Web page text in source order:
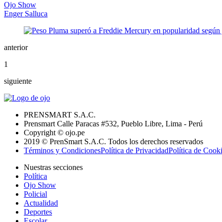
Ojo Show
Enger Salluca
anterior
1
siguiente
PRENSMART S.A.C.
Prensmart Calle Paracas #532, Pueblo Libre, Lima - Perú
Copyright © ojo.pe
2019 © PrenSmart S.A.C. Todos los derechos reservados
Términos y CondicionesPolítica de PrivacidadPolítica de
Nuestras secciones
Política
Ojo Show
Policial
Actualidad
Deportes